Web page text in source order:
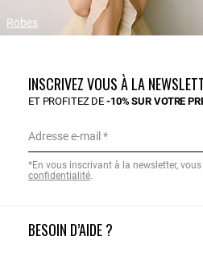
Robes
BESOIN D’AIDE ?
INSCRIVEZ VOUS À LA
ET PROFITEZ DE-10% SUR VOTRE
Adresse e-mail
*En vous inscrivant à la newsletter,
confidentialité.